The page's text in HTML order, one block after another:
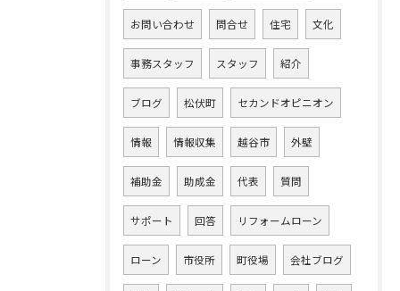
お問い合わせ 問合せ 住宅 文化
事務スタッフ スタッフ 紹介
ブログ 松伏町 セカンドオピニオン
情報 情報収集 越谷市 外壁
補助金 助成金 代表 質問
サポート 回答 リフォームローン
ローン 市役所 町役場 会社ブログ